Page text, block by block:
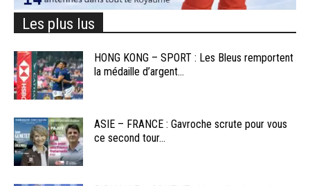
Les plus lus
HONG KONG – SPORT : Les Bleus remportent
la médaille d’argent...
ASIE – FRANCE : Gavroche scrute pour vous
ce second tour...